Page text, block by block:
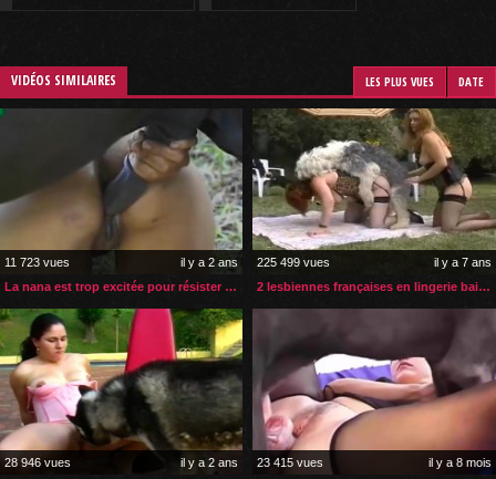
VIDÉOS SIMILAIRES LES PLUS VUES DATE
11 723 vues
il y a 2 ans
La nana est trop excitée pour résister au sexe de son poney
225 499 vues
il y a 7 ans
2 lesbiennes françaises en lingerie baisées par un chien
28 946 vues
il y a 2 ans
23 415 vues
il y a 8 mois